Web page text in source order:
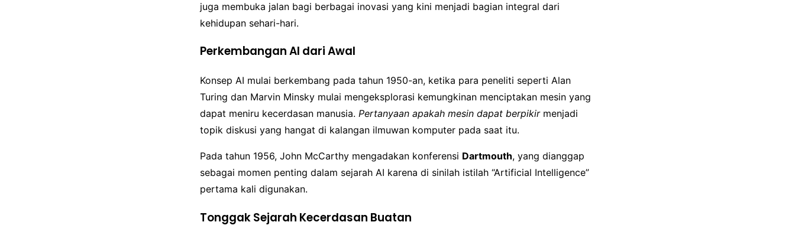
juga membuka jalan bagi berbagai inovasi yang kini menjadi bagian integral dari
kehidupan sehari-hari.
Perkembangan AI dari Awal
Konsep AI mulai berkembang pada tahun 1950-an, ketika para peneliti seperti Alan
Turing dan Marvin Minsky mulai mengeksplorasi kemungkinan menciptakan mesin yang
dapat meniru kecerdasan manusia. Pertanyaan apakah mesin dapat berpikirmenjadi
topik diskusi yang hangat di kalangan ilmuwan komputer pada saat itu.
Pada tahun 1956, John McCarthy mengadakan konferensi Dartmouth, yang dianggap
sebagai momen penting dalam sejarah AI karena di sinilah istilah “Artificial Intelligence”
pertama kali digunakan.
Tonggak Sejarah Kecerdasan Buatan